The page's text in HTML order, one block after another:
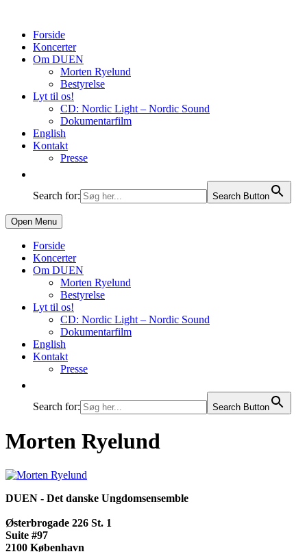
Forside
Koncerter
Om DUEN
Morten Ryelund
Bestyrelse
Lyt til os!
CD: Nordic Light – Nordic Sound
Dokumentarfilm
English
Kontakt
Presse
Search for: Search Button
Open Menu
Forside
Koncerter
Om DUEN
Morten Ryelund
Bestyrelse
Lyt til os!
CD: Nordic Light – Nordic Sound
Dokumentarfilm
English
Kontakt
Presse
Search for: Search Button
Morten Ryelund
DUEN - Det danske Ungdomsensemble
Østerbrogade 226 St. 1
Suite #97
2100 København